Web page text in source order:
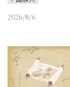
2026/8/6